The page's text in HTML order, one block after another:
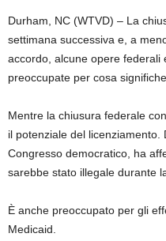
Durham, NC (WTVD) – La
settimana successiva e, a
accordo, alcune opere federali
preoccupate per cosa
Mentre la chiusura federale
il potenziale del
Congresso democratico, ha
sarebbe stato illegale durante
È anche preoccupato per gli
Medicaid.